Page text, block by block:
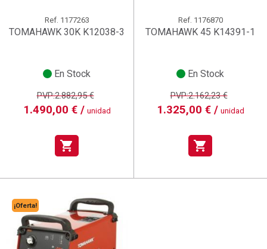
Ref. 1177263
TOMAHAWK 30K K12038-3
En Stock
PVP:2.882,95 €
1.490,00 € / unidad
shopping_cart
Ref. 1176870
TOMAHAWK 45 K14391-1
En Stock
PVP:2.162,23 €
1.325,00 € / unidad
shopping_cart
¡Oferta!